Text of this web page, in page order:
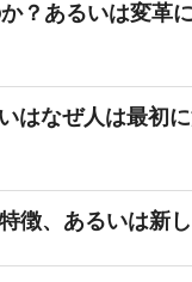
？あるいは変革
はなぜ人は最初
徴、あるいは新